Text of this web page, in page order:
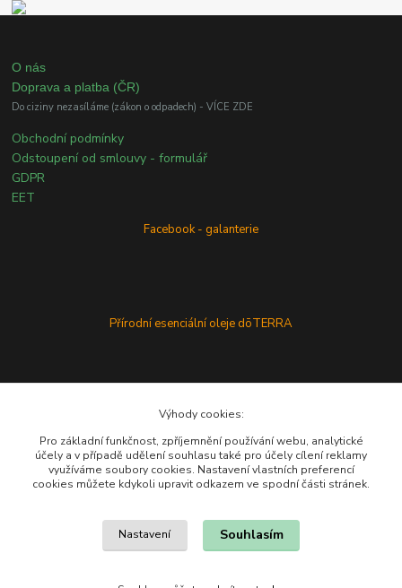
O nás
Doprava a platba (ČR)
Do ciziny nezasíláme (zákon o odpadech) - VÍCE ZDE
Obchodní podmínky
Odstoupení od smlouvy - formulář
GDPR
EET
Facebook - galanterie
Přírodní esenciální oleje dōTERRA
Výhody cookies:
Pro základní funkčnost, zpříjemnění používání webu, analytické
účely a v případě udělení souhlasu také pro účely cílení reklamy
využíváme soubory cookies. Nastavení vlastních preferencí
cookies můžete kdykoli upravit odkazem ve spodní části stránek.
Nastavení Souhlasím